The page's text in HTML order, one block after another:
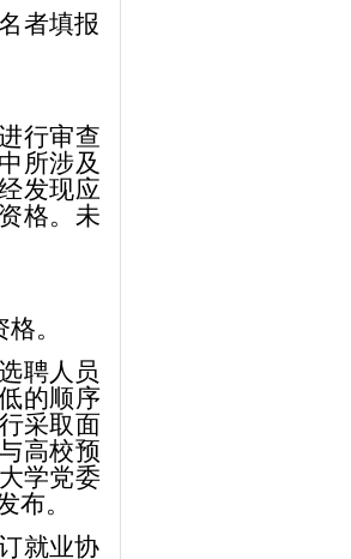
者填报
行审查
所涉及
发现应
格。未
格。
聘人员
的顺序
采取面
高校预
学党委
布。
就业协